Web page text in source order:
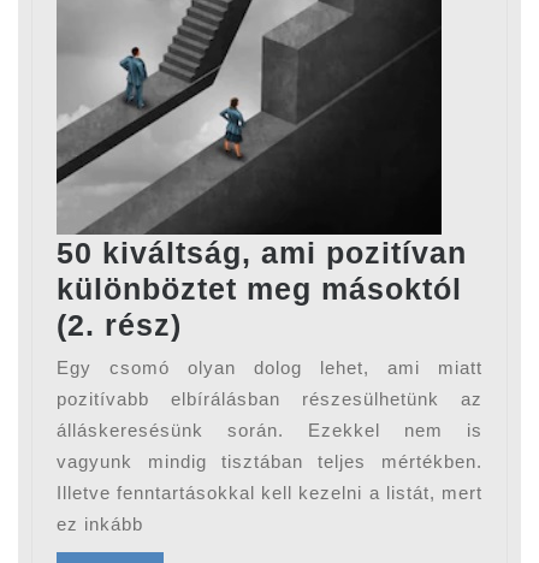
50 kiváltság, ami pozitívan
különböztet meg másoktól
(2. rész)
kiváltság,
ami
pozitívan
különböztet
meg
Egy csomó olyan dolog lehet, ami miatt
pozitívabb elbírálásban részesülhetünk az
álláskeresésünk során. Ezekkel nem is
vagyunk mindig tisztában teljes mértékben.
Illetve fenntartásokkal kell kezelni a listát, mert
ez inkább